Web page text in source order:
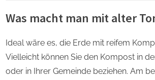
Was macht man mit alter
Ideal wäre es, die Erde mit reifem
Vielleicht können Sie den Kompost in
oder in Ihrer Gemeinde beziehen. Am